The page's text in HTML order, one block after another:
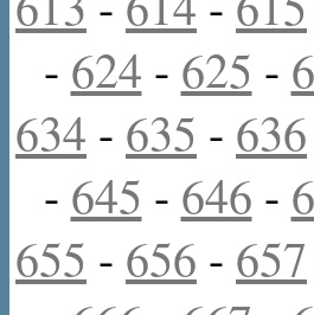
- 624 - 625 -
634 - 635 - 636
- 645 - 646 -
655 - 656 - 657